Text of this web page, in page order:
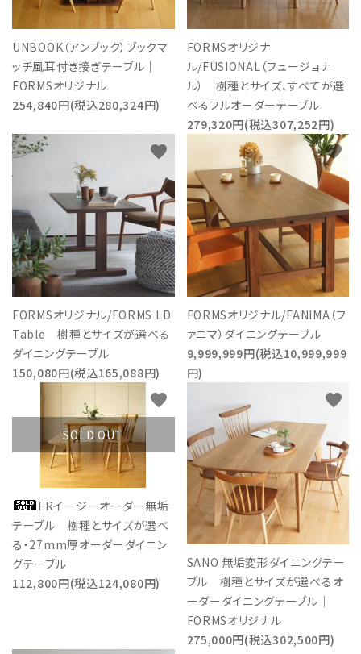
UNBOOK（アンブック）ブックマ
ッチ風耳付き接ぎテーブル｜
FORMSオリジナル
254,840円(税込280,324円)
FORMSオリジナ
ル/FUSIONAL（フュージョナ
ル） 樹種とサイズ、すべてが選
べるフルオーダーテーブル
279,320円(税込307,252円)
FORMSオリジナル/FORMS LD
Table 樹種とサイズが選べる
ダイニングテーブル
150,080円(税込165,088円)
favorite
FORMSオリジナル/FANIMA（フ
ァニマ）ダイニングテーブル
9,999,999円(税込10,999,999
円)
favorite
SOLD OUT
FRイージーオーダー無垢
テーブル 樹種とサイズが選べ
る・27mm厚オーダーダイニン
グテーブル
112,800円(税込124,080円)
favorite
SANO 無垢変形ダイニングテー
ブル 樹種とサイズが選べるオ
ーダーダイニングテーブル｜
FORMSオリジナル
275,000円(税込302,500円)
favorite